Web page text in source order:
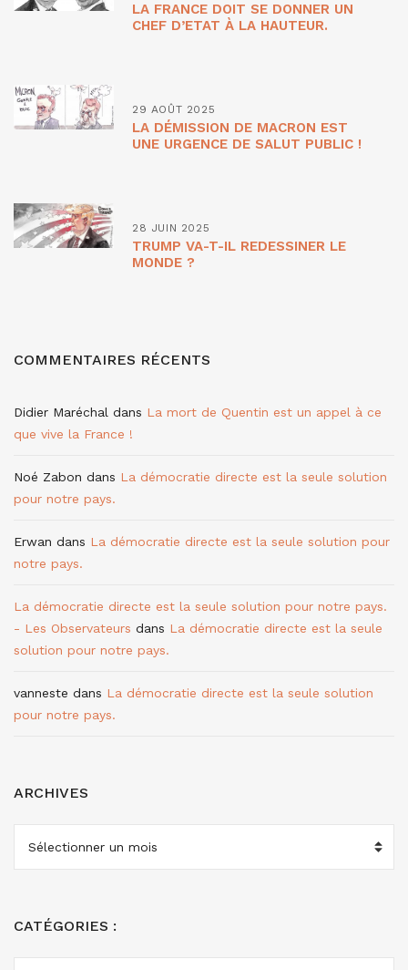
LA FRANCE DOIT SE DONNER UN
CHEF D’ETAT À LA HAUTEUR.
29 AOÛT 2025
LA DÉMISSION DE MACRON EST
UNE URGENCE DE SALUT PUBLIC !
28 JUIN 2025
TRUMP VA-T-IL REDESSINER LE
MONDE ?
COMMENTAIRES RÉCENTS
Didier Maréchal dans La mort de Quentin est un appel à ce
que vive la France !
Noé Zabon dans La démocratie directe est la seule solution
pour notre pays.
Erwan dans La démocratie directe est la seule solution pour
notre pays.
La démocratie directe est la seule solution pour notre pays.
- Les Observateurs dans La démocratie directe est la seule
solution pour notre pays.
vanneste dans La démocratie directe est la seule solution
pour notre pays.
ARCHIVES
CATÉGORIES :